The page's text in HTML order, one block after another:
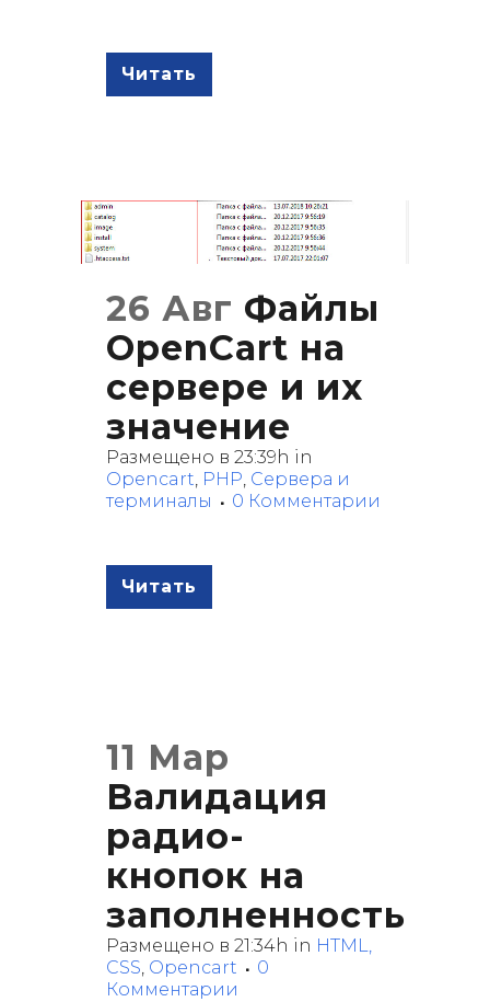
Читать
26 Авг Файлы
OpenCart на
сервере и их
значение
Размещено в 23:39h in
Opencart, PHP, Сервера и
терминалы
0 Комментарии
Читать
11 Мар
Валидация
радио-
кнопок на
заполненность
Размещено в 21:34h in HTML,
CSS, Opencart
0
Комментарии